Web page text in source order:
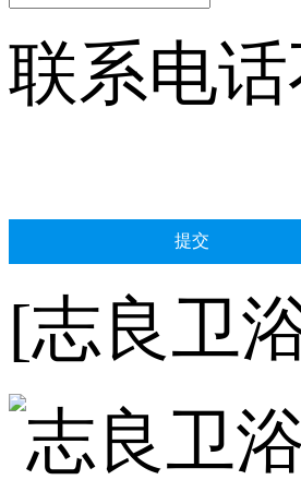
联系电
[志良卫